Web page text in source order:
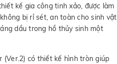
kế gia công tinh xảo, được làm
bị rỉ sét, an toàn cho sinh vật
dầu trong hồ thủy sinh một
(Ver.2) có thiết kế hình tròn giúp